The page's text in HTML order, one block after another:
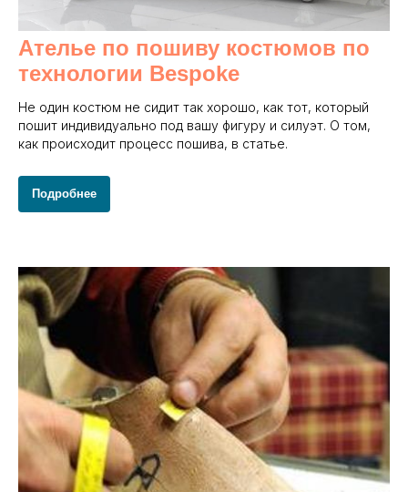
Ателье по пошиву костюмов по
технологии Bespoke
Не один костюм не сидит так хорошо, как тот, который
пошит индивидуально под вашу фигуру и силуэт. О том,
как происходит процесс пошива, в статье.
Подробнее